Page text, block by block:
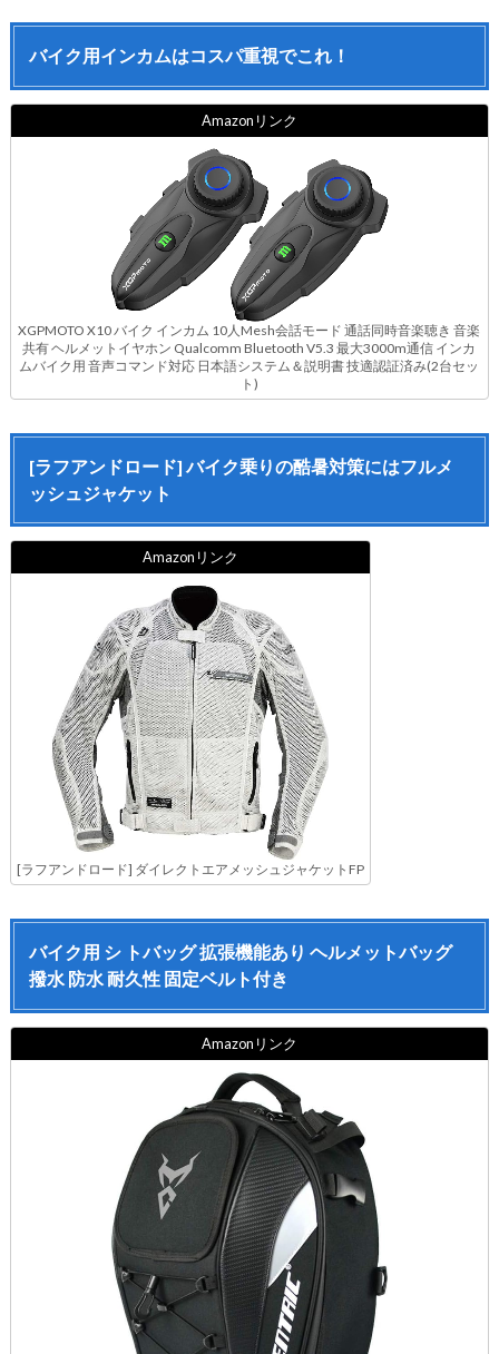
バイク用インカムはコスパ重視でこれ！
Amazonリンク
XGPMOTO X10 バイク インカム 10人Mesh会話モード 通話同時音楽聴き 音楽
共有 ヘルメットイヤホン Qualcomm Bluetooth V5.3 最大3000m通信 インカ
ムバイク用 音声コマンド対応 日本語システム＆説明書 技適認証済み(2台セッ
ト)
[ラフアンドロード] バイク乗りの酷暑対策にはフルメ
ッシュジャケット
Amazonリンク
[ラフアンドロード] ダイレクトエアメッシュジャケットFP
バイク用 シ トバッグ 拡張機能あり ヘルメットバッグ
撥水 防水 耐久性 固定ベルト付き
Amazonリンク